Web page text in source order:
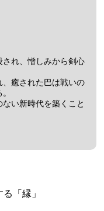
れ、憎しみから剣心
、癒された巴は戦いの
い新時代を築くこと
「縁」